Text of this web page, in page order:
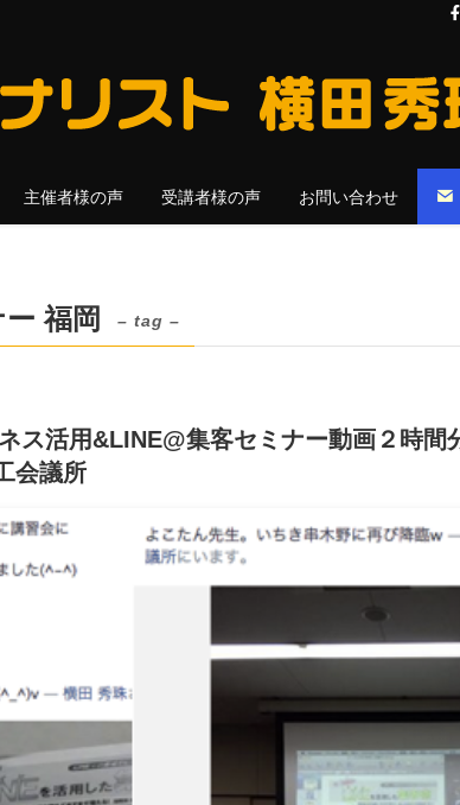
主催者様の声 受講者様の声 お問い合わせ
福岡 – tag –
ス活用&LINE@集客セミナー動画２時間
会議所